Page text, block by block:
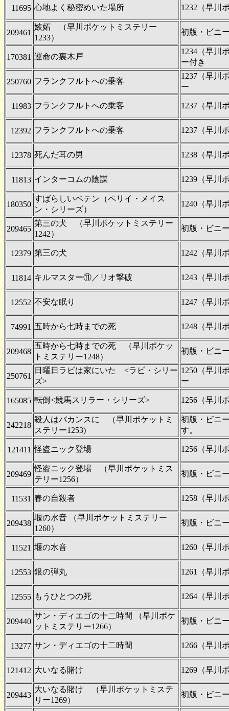
11695 心地よく秘密めいた場所 1232（早川
209461
嫉妬 （早川ポケットミステリー
1233）
初版・ビニ
170381 運命の裏木戸
1234（早川
ー付き
250760 フランクフルトへの乗客
1237（早川
ー
11983 フランクフルトへの乗客 1237（早川
12392 フランクフルトへの乗客 1237（早川
12378 死んだ耳の男 1238（早川
11813 インターコムの陰謀 1239（早川
180350
すばらしいペテン（ペリイ・メイス
ン・シリーズ）
1240（早川
209465
第三の犬 （早川ポケットミステリー
1242）
初版・ビニ
12379 第三の犬 1242（早川
11814 キルマスター⑪／リオ撃破 1243（早川
12552 不安な眠り 1247（早川
74991 五時から七時までの死 1248（早川
209468
五時から七時までの死 （早川ポケッ
トミステリー1248）
初版・ビニ
250761
日曜日ラビは家にいた <ラビ・シリー
ズ>
1250（早川
ー
165085 転倒<競馬スリラー・シリーズ> 1256（早川
242218
殺人はバカンスに （早川ポケットミ
ステリー1253)
初版・ビニ
す。
121411 怪盗ニック登場 1256（早川
209469
怪盗ニック登場 （早川ポケットミス
テリー1256）
初版・ビニ
11531 春の自殺者 1258（早川
209438
堰の水音 （早川ポケットミステリー
1260）
初版・ビニ
11521 堰の水音 1260（早川
12553 銀の弾丸 1261（早川
12555 もうひとつの死 1264（早川
209440
サン・ディエゴの十二時間 （早川ポケ
ットミステリー1266）
初版・ビニ
13277 サン・ディエゴの十二時間 1266（早川
121412 大いなる賭け 1269（早川
209443
大いなる賭け （早川ポケットミステ
リー1269）
初版・ビニ